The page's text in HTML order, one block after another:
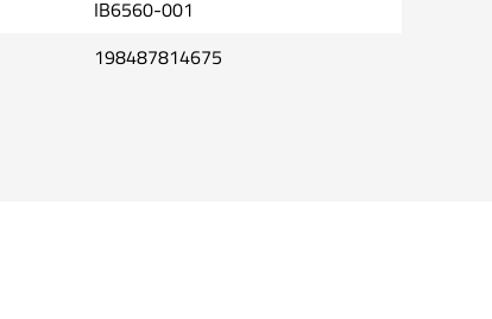
IB6560-001
198487814675